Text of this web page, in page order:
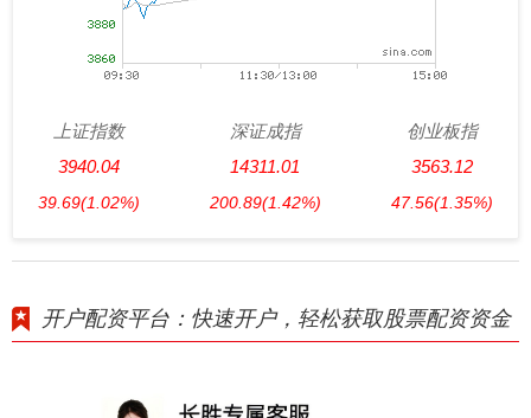
上证指数
3940.04
39.69(1.02%)
深证成指
14311.01
200.89(1.42%)
创业板指
3563.12
47.56(1.35%)
开户配资平台：快速开户，轻松获取股票配资资金